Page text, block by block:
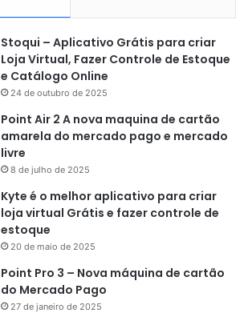
Stoqui – Aplicativo Grátis para criar
Loja Virtual, Fazer Controle de Estoque
e Catálogo Online
24 de outubro de 2025
Point Air 2 A nova maquina de cartão
amarela do mercado pago e mercado
livre
8 de julho de 2025
Kyte é o melhor aplicativo para criar
loja virtual Grátis e fazer controle de
estoque
20 de maio de 2025
Point Pro 3 – Nova máquina de cartão
do Mercado Pago
27 de janeiro de 2025